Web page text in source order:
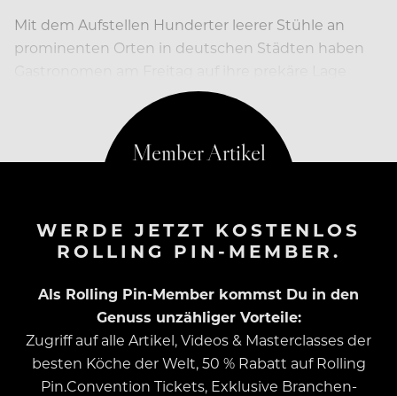
Mit dem Aufstellen Hunderter leerer Stühle an
prominenten Orten in deutschen Städten haben
während der Corona-Krise aufmerksam gemacht.
WERDE JETZT KOSTENLOS
ROLLING PIN-MEMBER.
Als Rolling Pin-Member kommst Du in den
Genuss unzähliger Vorteile:
Zugriff auf alle Artikel, Videos & Masterclasses der
besten Köche der Welt, 50 % Rabatt auf Rolling
Pin.Convention Tickets, Exklusive Branchen-